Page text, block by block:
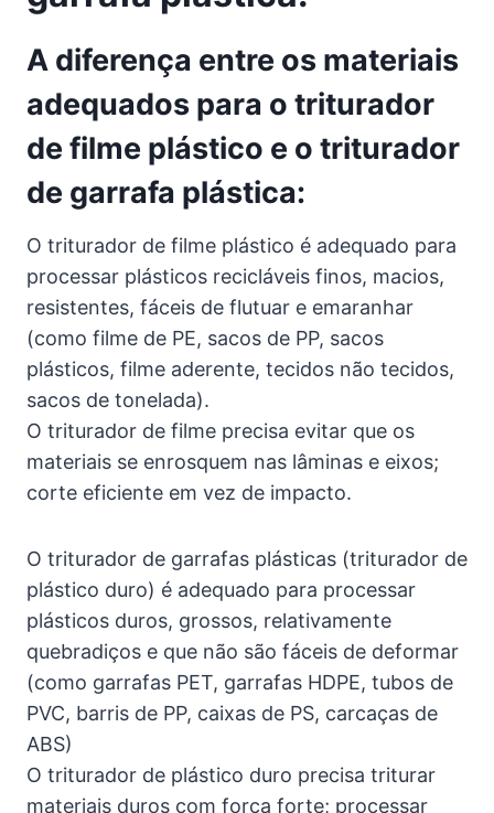
A diferença entre os materiais
adequados para o triturador
de filme plástico e o triturador
de garrafa plástica:
O triturador de filme plástico é adequado para
processar plásticos recicláveis finos, macios,
resistentes, fáceis de flutuar e emaranhar
(como filme de PE, sacos de PP, sacos
plásticos, filme aderente, tecidos não tecidos,
sacos de tonelada).
O triturador de filme precisa evitar que os
materiais se enrosquem nas lâminas e eixos;
corte eficiente em vez de impacto.
O triturador de garrafas plásticas (triturador de
plástico duro) é adequado para processar
plásticos duros, grossos, relativamente
quebradiços e que não são fáceis de deformar
(como garrafas PET, garrafas HDPE, tubos de
PVC, barris de PP, caixas de PS, carcaças de
ABS)
O triturador de plástico duro precisa triturar
materiais duros com força forte; processar